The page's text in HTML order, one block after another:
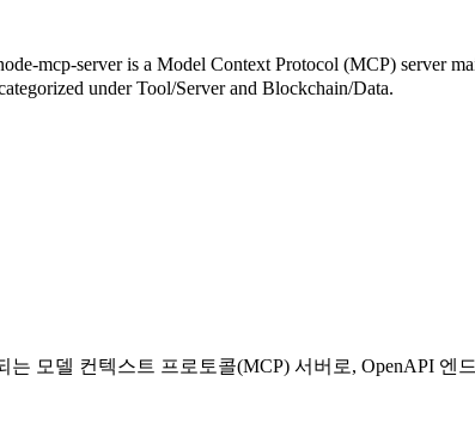
mcp-server is a Model Context Protocol (MCP) server
under Tool/Server and Blockchain/Data.
모델 컨텍스트 프로토콜(MCP) 서버로, OpenAPI